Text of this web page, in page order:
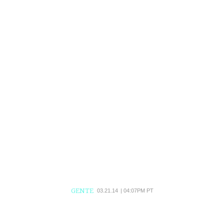
GENTE 03.21.14 | 04:07PM PT